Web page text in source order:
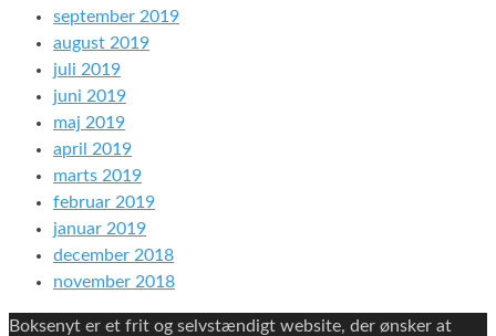
september 2019
august 2019
juli 2019
juni 2019
maj 2019
april 2019
marts 2019
februar 2019
januar 2019
december 2018
november 2018
Boksenyt er et frit og selvstændigt website, der ønsker at